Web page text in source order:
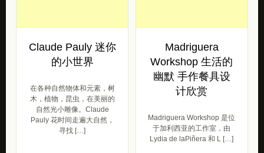
Claude Pauly 迷你
的小世界
在各种自然物体和元素，树
木，植物，昆虫，在美丽的
自然光小雕像。Claude
Pauly 花时间走遍大自然，
寻找 […]
Madriguera
Workshop 生活的
幽默 手作餐具设
计欣赏
Madriguera Workshop 是位
于加利西亚的工作室，由
Lydia de laPiñera 和 L […]